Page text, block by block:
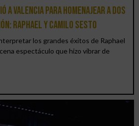
a Valencia para homenajear a dos
Raphael y Camilo Sesto
los grandes éxitos de Raphael
espectáculo que hizo vibrar de